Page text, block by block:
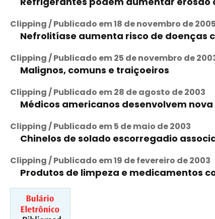
Clipping / Publicado em 18 de novembro de 2005
Nefrolitíase aumenta risco de doenças
Clipping / Publicado em 25 de novembro de
Malignos, comuns e traiçoeiros
Clipping / Publicado em 28 de agosto de 2003
Médicos americanos desenvolvem
Clipping / Publicado em 5 de maio de 2003
Chinelos de solado escorregadio
Clipping / Publicado em 19 de fevereiro de 2003
Produtos de limpeza e medicamentos